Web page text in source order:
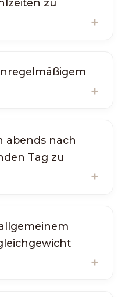
zu
abends nach
Tag zu